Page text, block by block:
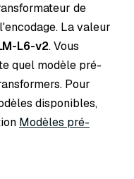
de
La valeur
L6-v2. Vous
quel modèle pré-
Pour
disponibles,
Modèles pré-